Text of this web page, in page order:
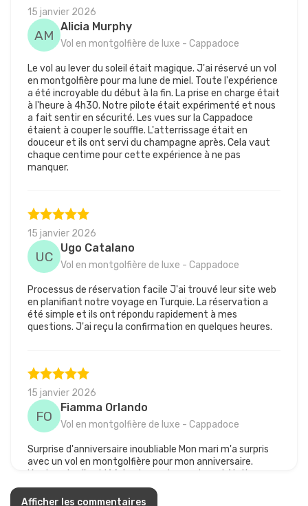
15 janvier 2026
AM
Alicia Murphy
Vol en montgolfière de luxe - Cappadoce
Le vol au lever du soleil était magique. J'ai réservé un vol
en montgolfière pour ma lune de miel. Toute l'expérience
a été incroyable du début à la fin. La prise en charge était
à l'heure à 4h30. Notre pilote était expérimenté et nous
a fait sentir en sécurité. Les vues sur la Cappadoce
étaient à couper le souffle. L'atterrissage était en
douceur et ils ont servi du champagne après. Cela vaut
chaque centime pour cette expérience à ne pas
manquer.
15 janvier 2026
UC
Ugo Catalano
Vol en montgolfière de luxe - Cappadoce
Processus de réservation facile J'ai trouvé leur site web
en planifiant notre voyage en Turquie. La réservation a
été simple et ils ont répondu rapidement à mes
questions. J'ai reçu la confirmation en quelques heures.
15 janvier 2026
FO
Fiamma Orlando
Vol en montgolfière de luxe - Cappadoce
Surprise d'anniversaire inoubliable Mon mari m'a surpris
avec un vol en montgolfière pour mon anniversaire.
L'entreprise l'a aidé à tout coordonner. Le vol était au
lever du soleil et les vues étaient époustouflantes. Notre
pilote a signalé toutes les cheminées de fée et les
Afficher les commentaires